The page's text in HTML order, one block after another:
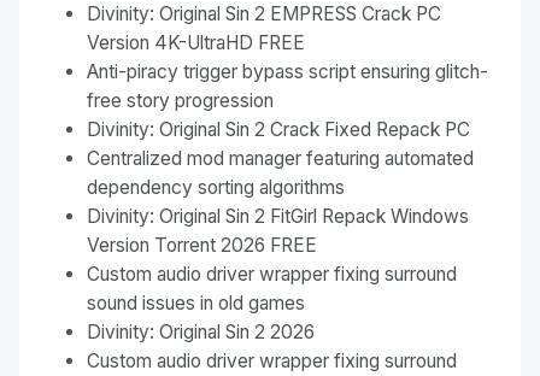
Divinity: Original Sin 2 EMPRESS Crack PC
Version 4K-UltraHD FREE
Anti-piracy trigger bypass script ensuring glitch-
free story progression
Divinity: Original Sin 2 Crack Fixed Repack PC
Centralized mod manager featuring automated
dependency sorting algorithms
Divinity: Original Sin 2 FitGirl Repack Windows
Version Torrent 2026 FREE
Custom audio driver wrapper fixing surround
sound issues in old games
Divinity: Original Sin 2 2026
Custom audio driver wrapper fixing surround